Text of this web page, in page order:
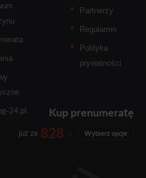
Partnerzy
Regulamin
Polityka
prywatności
24.pl Kup prenumeratę
już za 828 zł Wybierz opcje